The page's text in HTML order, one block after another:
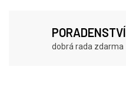
PORADENSTVÍ
dobrá rada zdarma